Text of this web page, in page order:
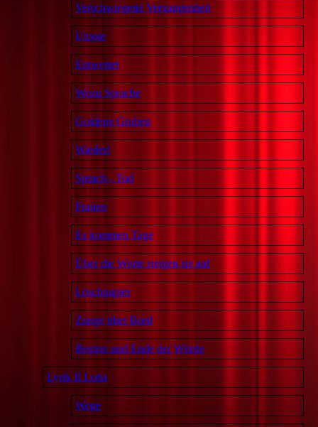
Verschwiegene Vergangenheit
Utopie
Entwertet
Wozu Sprache
Goldene Gruben
Wieder!
Sprach - Tod
Frauen
Es kommen Tage
Über die Worte steigen sie auf
Löschpapier
Zunge über Bord
Beginn und Ende der Würde
Lyrik II Lotta
Wege